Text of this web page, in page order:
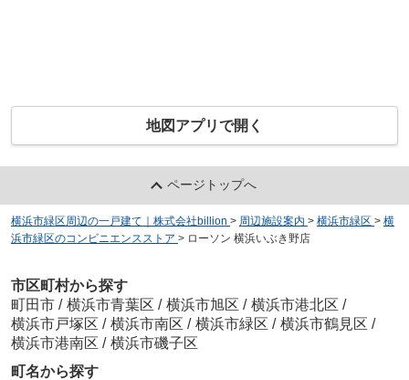
地図アプリで開く
ページトップへ
横浜市緑区周辺の一戸建て｜株式会社billion > 周辺施設案内 > 横浜市緑区 > 横
浜市緑区のコンビニエンスストア > ローソン 横浜いぶき野店
市区町村から探す
町田市 / 横浜市青葉区 / 横浜市旭区 / 横浜市港北区 /
横浜市戸塚区 / 横浜市南区 / 横浜市緑区 / 横浜市鶴見区 /
横浜市港南区 / 横浜市磯子区
町名から探す